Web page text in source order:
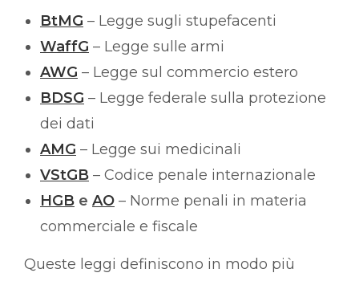
BtMG – Legge sugli stupefacenti
WaffG – Legge sulle armi
AWG – Legge sul commercio estero
BDSG – Legge federale sulla protezione
dei dati
AMG – Legge sui medicinali
VStGB – Codice penale internazionale
HGB e AO – Norme penali in materia
commerciale e fiscale
Queste leggi definiscono in modo più